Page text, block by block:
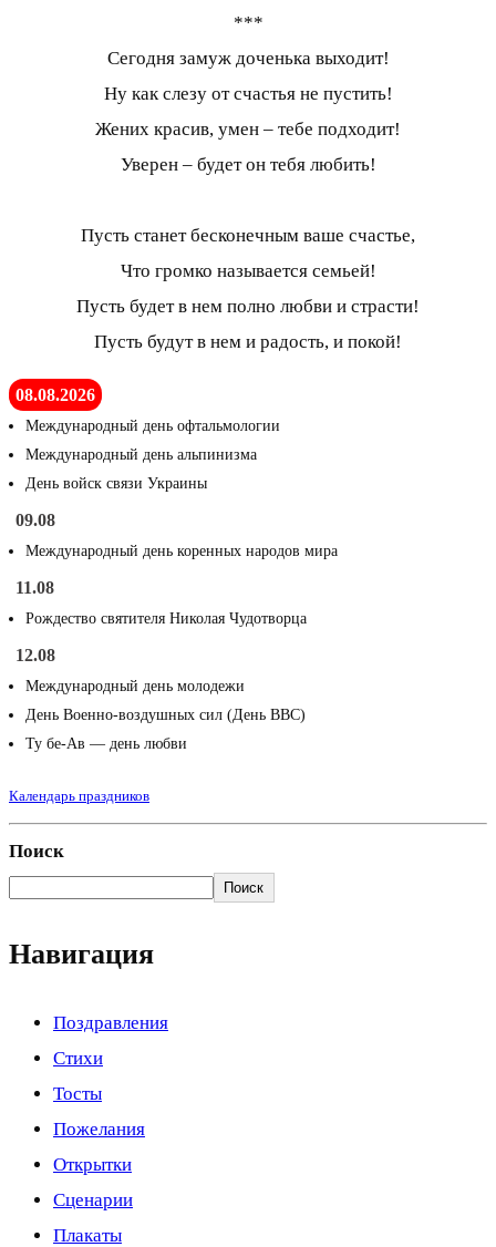
***
Сегодня замуж доченька выходит!
Ну как слезу от счастья не пустить!
Жених красив, умен – тебе подходит!
Уверен – будет он тебя любить!
Пусть станет бесконечным ваше счастье,
Что громко называется семьей!
Пусть будет в нем полно любви и страсти!
Пусть будут в нем и радость, и покой!
08.08.2026
Международный день офтальмологии
Международный день альпинизма
День войск связи Украины
09.08
Международный день коренных народов мира
11.08
Рождество святителя Николая Чудотворца
12.08
Международный день молодежи
День Военно-воздушных сил (День ВВС)
Ту бе-Ав — день любви
Календарь праздников
Поиск
Поиск
Навигация
Поздравления
Стихи
Тосты
Пожелания
Открытки
Сценарии
Плакаты